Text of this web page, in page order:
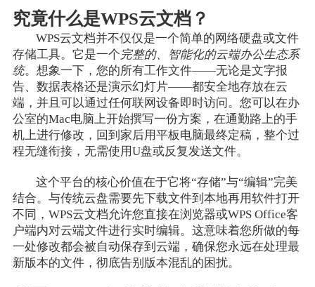
究竟什么是WPS云文档？
WPS云文档并不仅仅是一个简单的网络硬盘或文件
存储工具。它是一个完整的、智能化的云端办公生态系
统。想象一下，您的所有工作文件——无论是文字报
告、数据表格还是演示幻灯片——都安全地存放在云
端，并且可以通过任何联网设备即时访问。您可以在办
公室的Mac电脑上开始撰写一份方案，在通勤路上的手
机上进行修改，回到家后用平板电脑最终定稿，整个过
程无缝衔接，无需使用U盘或反复发送文件。
这个平台的核心价值在于它将“存储”与“编辑”完美
结合。与传统云盘需要先下载文件到本地再用软件打开
不同，WPS云文档允许您直接在浏览器或WPS Office客
户端内对云端文件进行实时编辑。这意味着您所做的每
一处修改都会被自动保存到云端，确保您永远在处理最
新版本的文件，彻底告别版本混乱的困扰。